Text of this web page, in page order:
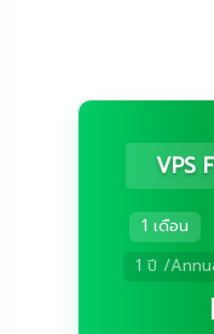
VPS
1 เดือน
1 ปี /